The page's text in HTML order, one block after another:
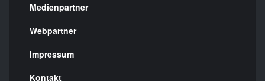
Menülinks
rechte
Seite
Medienpartner
Webpartner
Impressum
Kontakt